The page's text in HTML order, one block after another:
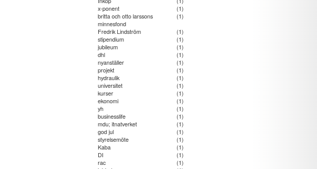
x-ponent
(1)
britta och otto larssons
minnesfond
(1)
Fredrik Lindström
(1)
stipendium
(1)
jubileum
(1)
dhl
(1)
nyanställer
(1)
projekt
(1)
hydraulik
(1)
universitet
(1)
kurser
(1)
ekonomi
(1)
yh
(1)
businesslife
(1)
mdu; itnatverket
(1)
god jul
(1)
styrelsemöte
(1)
Kaba
(1)
DI
(1)
rac
(1)